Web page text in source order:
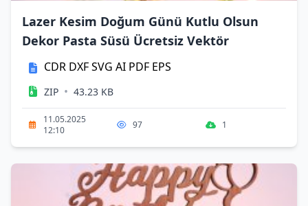
Lazer Kesim Doğum Günü Kutlu Olsun
Dekor Pasta Süsü Ücretsiz Vektör
CDR DXFSVG AI PDF EPS
ZIP • 43.23 KB
11.05.2025
12:10
97 1